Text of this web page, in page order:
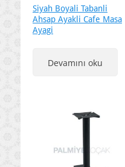
Siyah Boyali Tabanli
Ahsap Ayakli Cafe Masa
Ayagi
Devamını oku